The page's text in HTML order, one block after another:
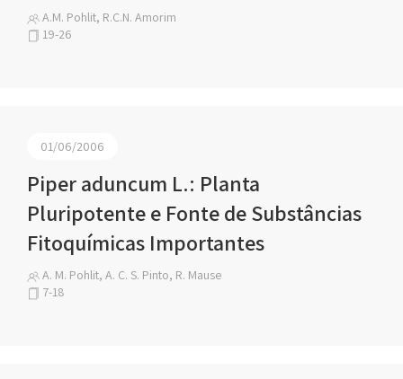
A.M. Pohlit, R.C.N. Amorim
19-26
01/06/2006
Piper aduncum L.: Planta
Pluripotente e Fonte de Substâncias
Fitoquímicas Importantes
A. M. Pohlit, A. C. S. Pinto, R. Mause
7-18